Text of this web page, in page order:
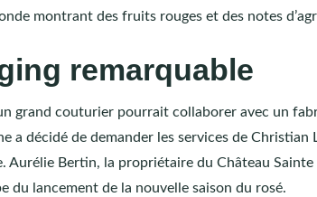
montrant des fruits rouges et des notes
remarquable
grand couturier pourrait collaborer avec un
a décidé de demander les services de
Aurélie Bertin, la propriétaire du Château Sainte
du lancement de la nouvelle saison du rosé.